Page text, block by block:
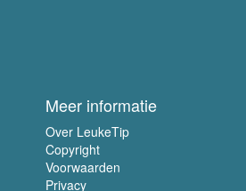
Meer informatie
Over LeukeTip
Copyright
Voorwaarden
Privacy